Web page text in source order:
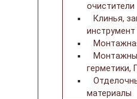
очистители
Клинья,
инструмент
герметики,
материалы